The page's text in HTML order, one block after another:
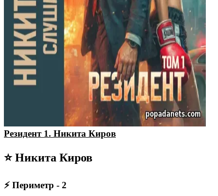
Резидент 1. Никита Киров
⭐ Никита Киров
⚡ Периметр - 2